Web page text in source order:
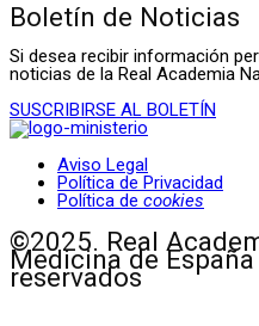
Boletín de Noticias
Si desea recibir información
noticias de la Real Academia
SUSCRIBIRSE AL BOLETÍN
Aviso Legal
Política de Privacidad
Política de cookies
©2025. Real
Medicina de
reservados